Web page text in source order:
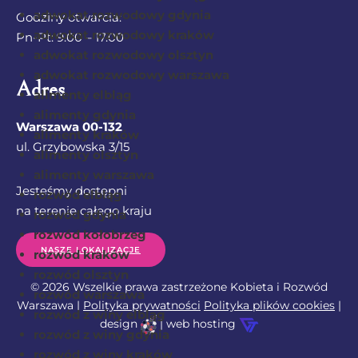
adwokat rozwodowy gdynia
adwokat rozwodowy kraków
adwokat rozwodowy olsztyn
adwokat rozwodowy warszawa
alimenty elbląg
alimenty gdynia
alimenty kraków
alimenty olsztyn
alimenty warszawa
rozwód elbląg
rozwód gdynia
rozwód kołobrzeg
rozwód kraków
rozwód olsztyn
rozwód warszawa
rozwód z winy elbląg
rozwód z winy gdynia
rozwód z winy kraków
Godziny otwarcia:
Pn-Pt: 9.00 – 17.00
Adres
Warszawa 00-132
ul. Grzybowska 3/15
Jesteśmy dostępni
na terenie całego kraju
NASZE LOKALIZACJE
© 2026 Wszelkie prawa zastrzeżone Kobieta i Rozwód
Warszawa | Polityka prywatności Polityka plików cookies |
design
| web hosting